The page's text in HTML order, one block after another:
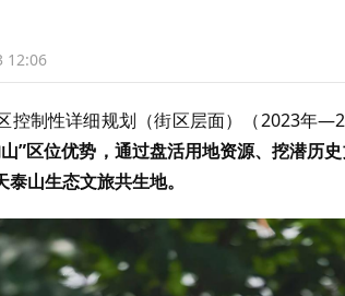
12:06
控制性详细规划（街区层面）（2023年
”区位优势，通过盘活用地资源、挖潜历
山生态文旅共生地。